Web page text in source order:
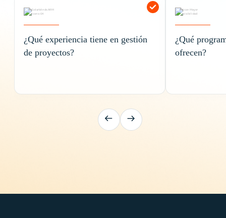
¿Qué experiencia tiene en gestión
de proyectos?
¿Qué
ofrecen?